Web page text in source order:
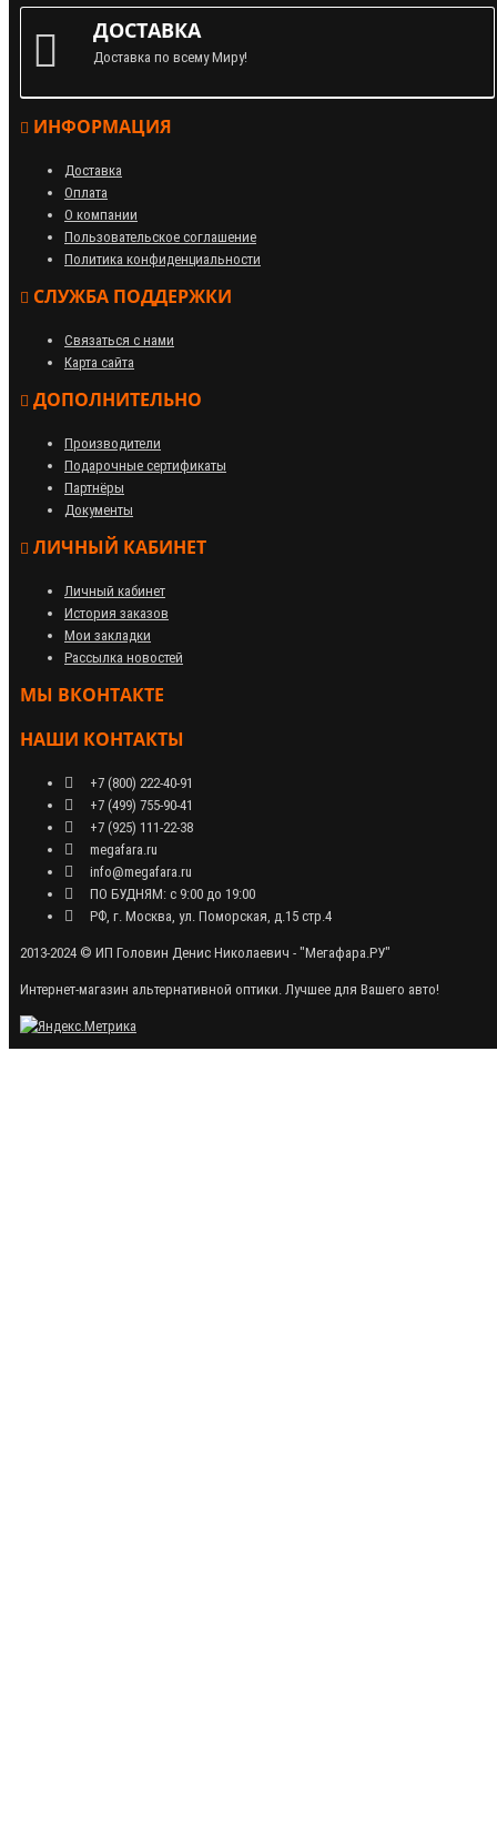
ДОСТАВКА
Доставка по всему Миру!
ИНФОРМАЦИЯ
Доставка
Оплата
О компании
Пользовательское соглашение
Политика конфиденциальности
СЛУЖБА ПОДДЕРЖКИ
Связаться с нами
Карта сайта
ДОПОЛНИТЕЛЬНО
Производители
Подарочные сертификаты
Партнёры
Документы
ЛИЧНЫЙ КАБИНЕТ
Личный кабинет
История заказов
Мои закладки
Рассылка новостей
МЫ ВКОНТАКТЕ
НАШИ КОНТАКТЫ
+7 (800) 222-40-91
+7 (499) 755-90-41
+7 (925) 111-22-38
megafara.ru
info@megafara.ru
ПО БУДНЯМ: с 9:00 до 19:00
РФ, г. Москва, ул. Поморская, д.15 стр.4
2013-2024 © ИП Головин Денис Николаевич - "Мегафара.РУ"
Интернет-магазин альтернативной оптики. Лучшее для Вашего авто!